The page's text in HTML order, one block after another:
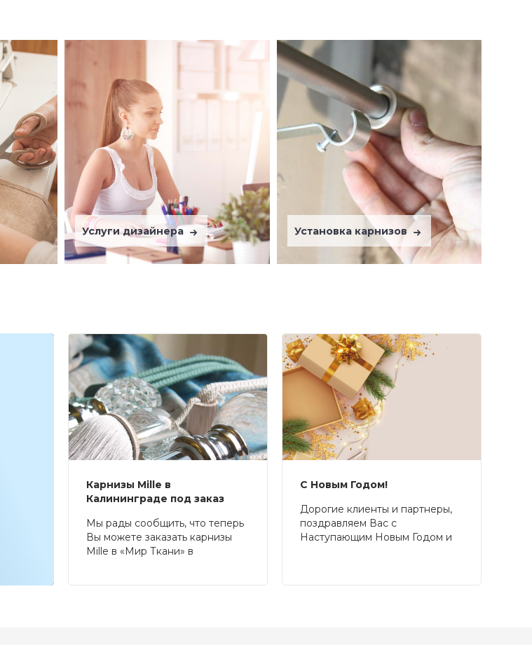
Услуги дизайнера Установка карнизов
Карнизы Mille в
Калининграде под заказ
Мы рады сообщить, что теперь
Вы можете заказать карнизы
Mille в «Мир Ткани» в
С Новым Годом!
Дорогие клиенты и партнеры,
поздравляем Вас с
Наступающим Новым Годом и